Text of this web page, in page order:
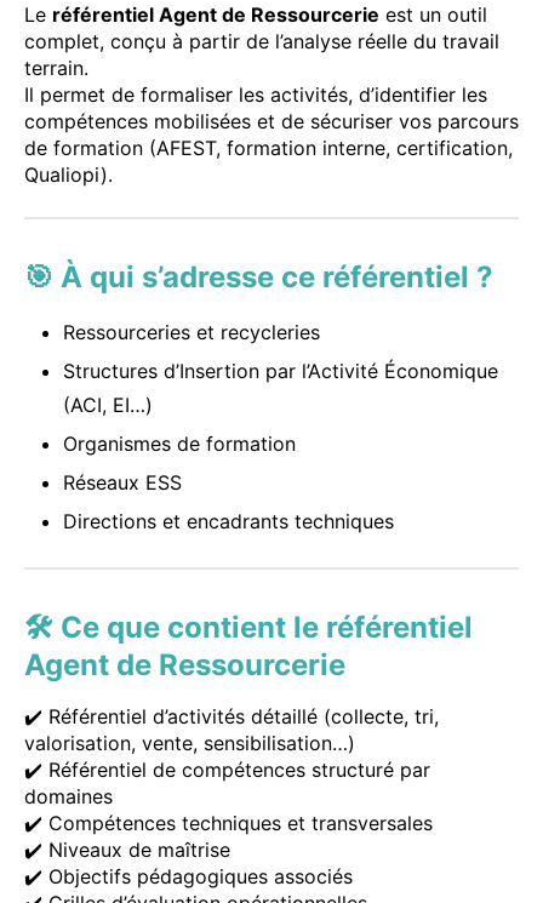
Le référentiel Agent de Ressourcerie est un outil
complet, conçu à partir de l’analyse réelle du travail
terrain.
Il permet de formaliser les activités, d’identifier les
compétences mobilisées et de sécuriser vos parcours
de formation (AFEST, formation interne, certification,
Qualiopi).
🎯 À qui s’adresse ce référentiel ?
Ressourceries et recycleries
Structures d’Insertion par l’Activité Économique
(ACI, EI…)
Organismes de formation
Réseaux ESS
Directions et encadrants techniques
🛠 Ce que contient le référentiel
Agent de Ressourcerie
✔️ Référentiel d’activités détaillé (collecte, tri,
valorisation, vente, sensibilisation…)
✔️ Référentiel de compétences structuré par
domaines
✔️ Compétences techniques et transversales
✔️ Niveaux de maîtrise
✔️ Objectifs pédagogiques associés